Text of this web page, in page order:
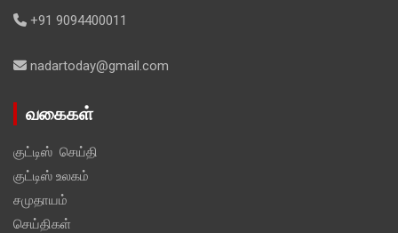
+91 9094400011
nadartoday@gmail.com
வகைகள்
குட்டிஸ் செய்தி
குட்டிஸ் உலகம்
சமுதாயம்
செய்திகள்